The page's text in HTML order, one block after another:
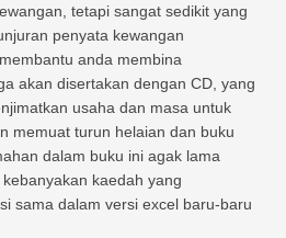
tetapi sangat sedikit yang
penyata kewangan
anda membina
akan disertakan dengan CD, yang
usaha dan masa untuk
memuat turun helaian dan buku
dalam buku ini agak lama
kaedah yang
sama dalam versi excel baru-baru